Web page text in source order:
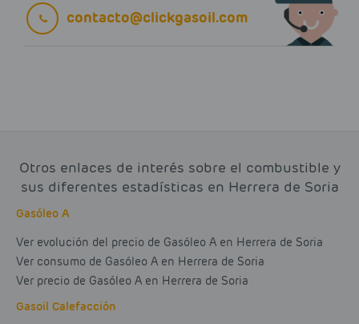
contacto@clickgasoil.com
Otros enlaces de interés sobre el combustible y
sus diferentes estadísticas en Herrera de Soria
Gasóleo A
Ver evolución del precio de Gasóleo A en Herrera de Soria
Ver consumo de Gasóleo A en Herrera de Soria
Ver precio de Gasóleo A en Herrera de Soria
Gasoil Calefacción